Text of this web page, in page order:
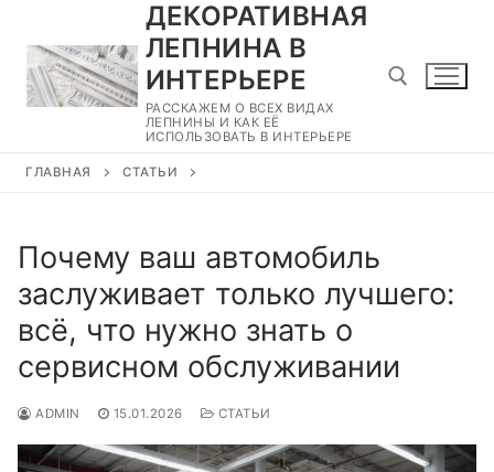
содержимому
ДЕКОРАТИВНАЯ
ЛЕПНИНА В
ИНТЕРЬЕРЕ
РАССКАЖЕМ О ВСЕХ ВИДАХ
ЛЕПНИНЫ И КАК ЕЁ
ИСПОЛЬЗОВАТЬ В ИНТЕРЬЕРЕ
ГЛАВНАЯ СТАТЬИ
Почему ваш автомобиль
заслуживает только лучшего:
всё, что нужно знать о
сервисном обслуживании
ADMIN 15.01.2026 СТАТЬИ